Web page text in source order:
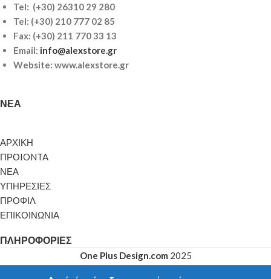
Tel: (+30) 26310 29 280
Tel: (+30) 210 777 02 85
Fax: (+30) 211 770 33 13
Email: info@alexstore.gr
Website: www.alexstore.gr
ΝΈΑ
ΑΡΧΙΚΗ
ΠΡΟIONTA
ΝΕΑ
ΥΠΗΡΕΣΙΕΣ
ΠΡΟΦΙΛ
ΕΠΙΚΟΙΝΩΝΙΑ
ΠΛΗΡΟΦΟΡΊΕΣ
One Plus Design.com 2025